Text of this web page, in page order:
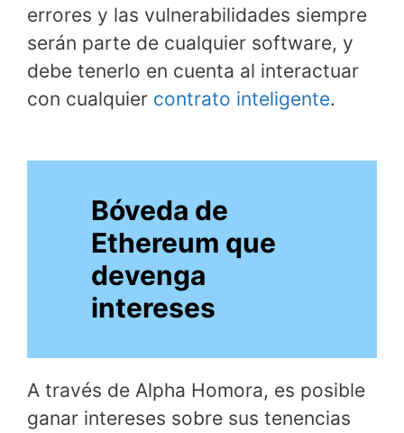
errores y las vulnerabilidades siempre
serán parte de cualquier software, y
debe tenerlo en cuenta al interactuar
con cualquier contrato inteligente.
Bóveda de
Ethereum que
devenga
intereses
A través de Alpha Homora, es posible
ganar intereses sobre sus tenencias